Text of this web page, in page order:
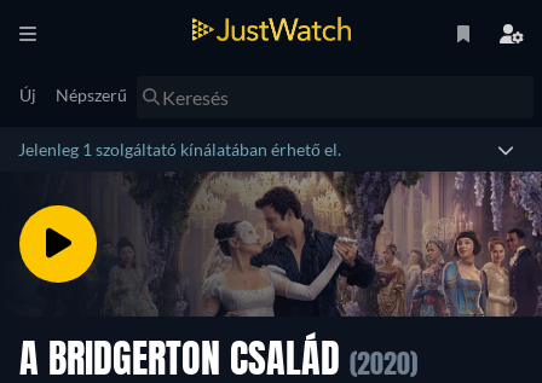
Új Népszerű
Jelenleg 1 szolgáltató kínálatában érhető el.
A BRIDGERTON CSALÁD (2020)